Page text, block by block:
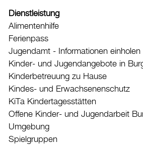
Sport
Freizeit
Gesundheit, Alter und Soziales
Kinder, Jugendliche und Familie
Tagesschule
Offene Kinder- und Jugendarbeit
Dienstleistung
Alimentenhilfe
Ferienpass
Jugendamt - Informationen einholen
Kinder- und Jugendangebote in
Kinderbetreuung zu Hause
Kindes- und Erwachsenenschutz
KiTa Kindertagesstätten
Offene Kinder- und Jugendarbeit
Umgebung
Spielgruppen